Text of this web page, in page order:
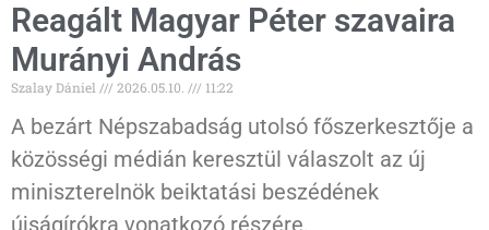
Reagált Magyar Péter szavaira
Murányi András
Szalay Dániel 2026.05.10. 11:22
A bezárt Népszabadság utolsó főszerkesztője a
közösségi médián keresztül válaszolt az új
miniszterelnök beiktatási beszédének